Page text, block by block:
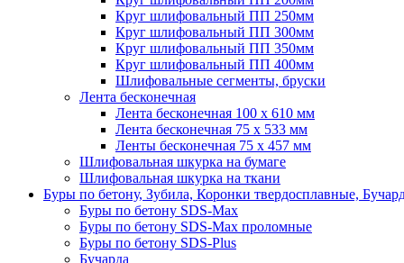
Круг шлифовальный ПП 250мм
Круг шлифовальный ПП 300мм
Круг шлифовальный ПП 350мм
Круг шлифовальный ПП 400мм
Шлифовальные сегменты, бруски
Лента бесконечная
Лента бесконечная 100 х 610 мм
Лента бесконечная 75 х 533 мм
Ленты бесконечная 75 х 457 мм
Шлифовальная шкурка на бумаге
Шлифовальная шкурка на ткани
Буры по бетону, Зубила, Коронки твердосплавные,
Буры по бетону SDS-Max
Буры по бетону SDS-Max проломные
Буры по бетону SDS-Plus
Бучарда